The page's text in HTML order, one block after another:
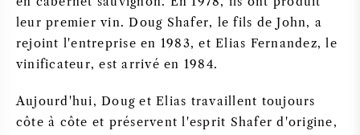
leur premier vin. Doug Shafer, le fils de John, a
rejoint l'entreprise en 1983, et Elias Fernandez, le
vinificateur, est arrivé en 1984.
Aujourd'hui, Doug et Elias travaillent toujours
côte à côte et préservent l'esprit Shafer d'origine,